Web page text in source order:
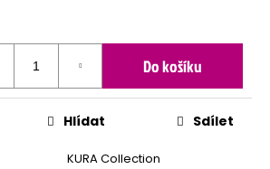
Do košíku
KURA Collection
Hlídat Sdílet